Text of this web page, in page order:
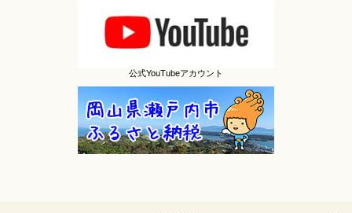
公式YouTubeアカウント